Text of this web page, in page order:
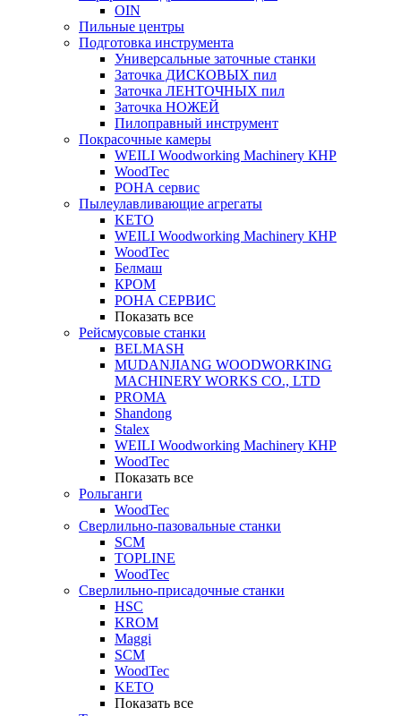
OIN
Пильные центры
Подготовка инструмента
Универсальные заточные станки
Заточка ДИСКОВЫХ пил
Заточка ЛЕНТОЧНЫХ пил
Заточка НОЖЕЙ
Пилоправный инструмент
Покрасочные камеры
WEILI Woodworking Machinery КНР
WoodTec
РОНА сервис
Пылеулавливающие агрегаты
KETO
WEILI Woodworking Machinery КНР
WoodTec
Белмаш
КРОМ
РОНА СЕРВИС
Показать все
Рейсмусовые станки
BELMASH
MUDANJIANG WOODWORKING
MACHINERY WORKS CO., LTD
PROMA
Shandong
Stalex
WEILI Woodworking Machinery КНР
WoodTec
Показать все
Рольганги
WoodTec
Сверлильно-пазовальные станки
SCM
TOPLINE
WoodTec
Сверлильно-присадочные станки
HSC
KROM
Maggi
SCM
WoodTec
KETO
Показать все